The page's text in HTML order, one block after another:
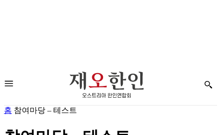
홈 참여마당 – 테스트